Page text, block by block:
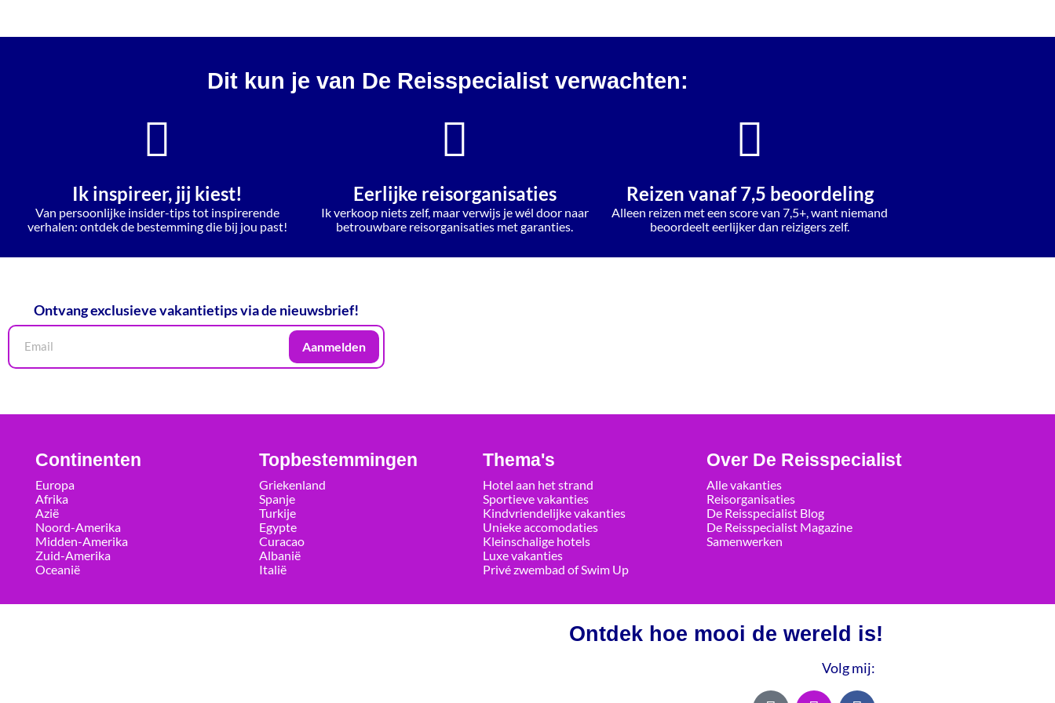
Dit kun je van De Reisspecialist verwachten:
Ik inspireer, jij kiest!
Van persoonlijke insider-tips tot inspirerende
verhalen: ontdek de bestemming die bij jou past!
Eerlijke reisorganisaties
Ik verkoop niets zelf, maar verwijs je wél door naar
betrouwbare reisorganisaties met garanties.
Reizen vanaf 7,5 beoordeling
Alleen reizen met een score van 7,5+, want niemand
beoordeelt eerlijker dan reizigers zelf.
Ontvang exclusieve vakantietips via de nieuwsbrief!
Aanmelden
Continenten
Europa
Afrika
Azië
Noord-Amerika
Midden-Amerika
Zuid-Amerika
Oceanië
Topbestemmingen
Griekenland
Spanje
Turkije
Egypte
Curacao
Albanië
Italië
Thema's
Hotel aan het strand
Sportieve vakanties
Kindvriendelijke vakanties
Unieke accomodaties
Kleinschalige hotels
Luxe vakanties
Privé zwembad of Swim Up
Over De Reisspecialist
Alle vakanties
Reisorganisaties
De Reisspecialist Blog
De Reisspecialist Magazine
Samenwerken
Ontdek hoe mooi de wereld is!
Volg mij: